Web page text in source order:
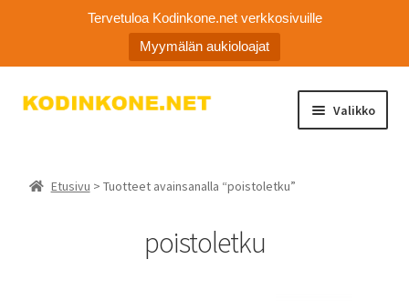
Tervetuloa Kodinkone.net verkkosivuille
Myymälän aukioloajat
Siirry
Siirry
Valikko
Etusivu > Tuotteet avainsanalla “poistoletku”
poistoletku